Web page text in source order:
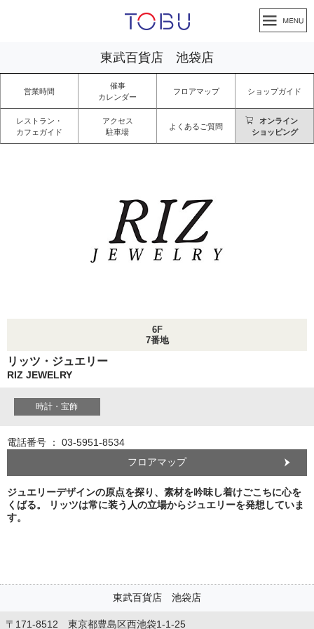
東武百貨店 池袋店
営業時間
催事
カレンダー
フロアマップ ショップガイド
レストラン・
カフェガイド
アクセス
駐車場
よくあるご質問
オンライン
ショッピング
6F
7番地
リッツ・ジュエリー
RIZ JEWELRY
時計・宝飾
電話番号 ： 03-5951-8534
フロアマップ
ジュエリーデザインの原点を探り、素材を吟味し着けごこちに心を
くばる。 リッツは常に装う人の立場からジュエリーを発想していま
す。
東武百貨店 池袋店
〒171-8512 東京都豊島区西池袋1-1-25